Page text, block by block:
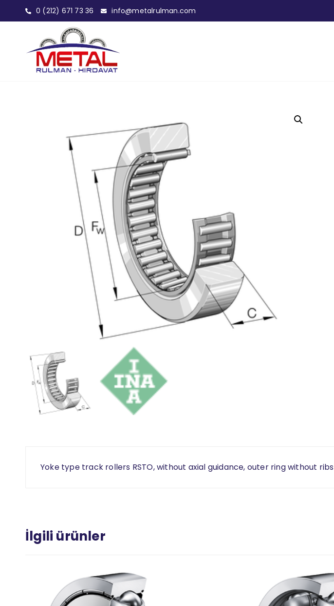
0 (212) 671 73 36 info@metalrulman.com
Yoke type track rollers RSTO, without axial guidance, outer ring without ribs
İlgili ürünler